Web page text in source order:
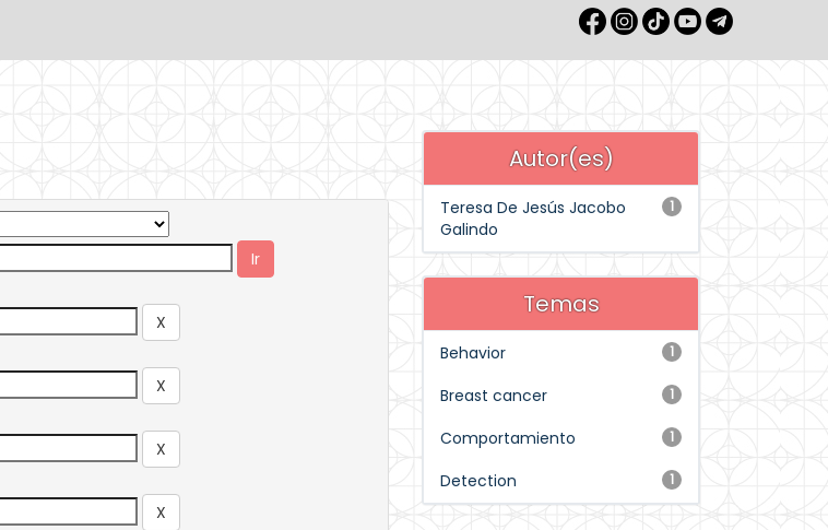
Autor(es)
1
Teresa De Jesús Jacobo
Galindo
Temas
1
Behavior
1
Breast cancer
1
Comportamiento
1
Detection